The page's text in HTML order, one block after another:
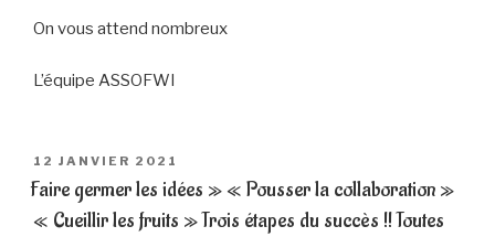
On vous attend nombreux
L’équipe ASSOFWI
PUBLIÉ
LE
12 JANVIER 2021
Faire germer les idées » « Pousser la collaboration »
« Cueillir les fruits » Trois étapes du succès !! Toutes